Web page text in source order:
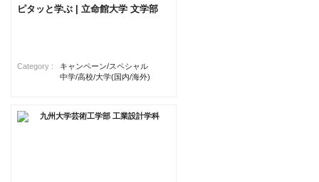
ピタッと学ぶ | 立命館大学 文学部
Category :
キャンペーン/スペシャル
中学/高校/大学(国内/海外)